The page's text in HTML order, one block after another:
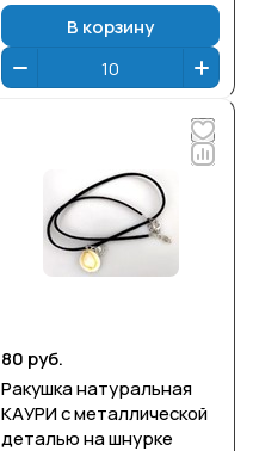
В корзину
80 руб.
Ракушка натуральная
КАУРИ с металлической
деталью на шнурке